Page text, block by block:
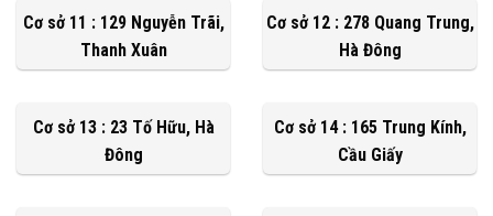
Cơ sở 11 : 129 Nguyễn Trãi,
Thanh Xuân
Cơ sở 12 : 278 Quang Trung,
Hà Đông
Cơ sở 13 : 23 Tố Hữu, Hà
Đông
Cơ sở 14 : 165 Trung Kính,
Cầu Giấy